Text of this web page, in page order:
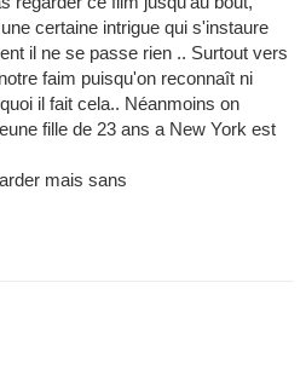
certaine intrigue qui s'instaure
il ne se passe rien .. Surtout vers
faim puisqu'on reconnaît ni
il fait cela.. Néanmoins on
fille de 23 ans a New York est
mais sans